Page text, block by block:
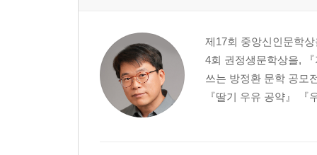
제17회 중앙신인문학
4회 권정생문학상을,
쓰는 방정환 문학 공모
『딸기 우유 공약』